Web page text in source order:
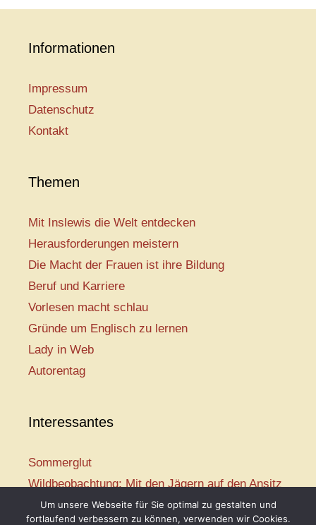
Informationen
Impressum
Datenschutz
Kontakt
Themen
Mit Inslewis die Welt entdecken
Herausforderungen meistern
Die Macht der Frauen ist ihre Bildung
Beruf und Karriere
Vorlesen macht schlau
Gründe um Englisch zu lernen
Lady in Web
Autorentag
Interessantes
Sommerglut
Wildbeobachtung: Mit den Jägern auf den Ansitz
Mir ist so heiß
Um unsere Webseite für Sie optimal zu gestalten und
fortlaufend verbessern zu können, verwenden wir Cookies.